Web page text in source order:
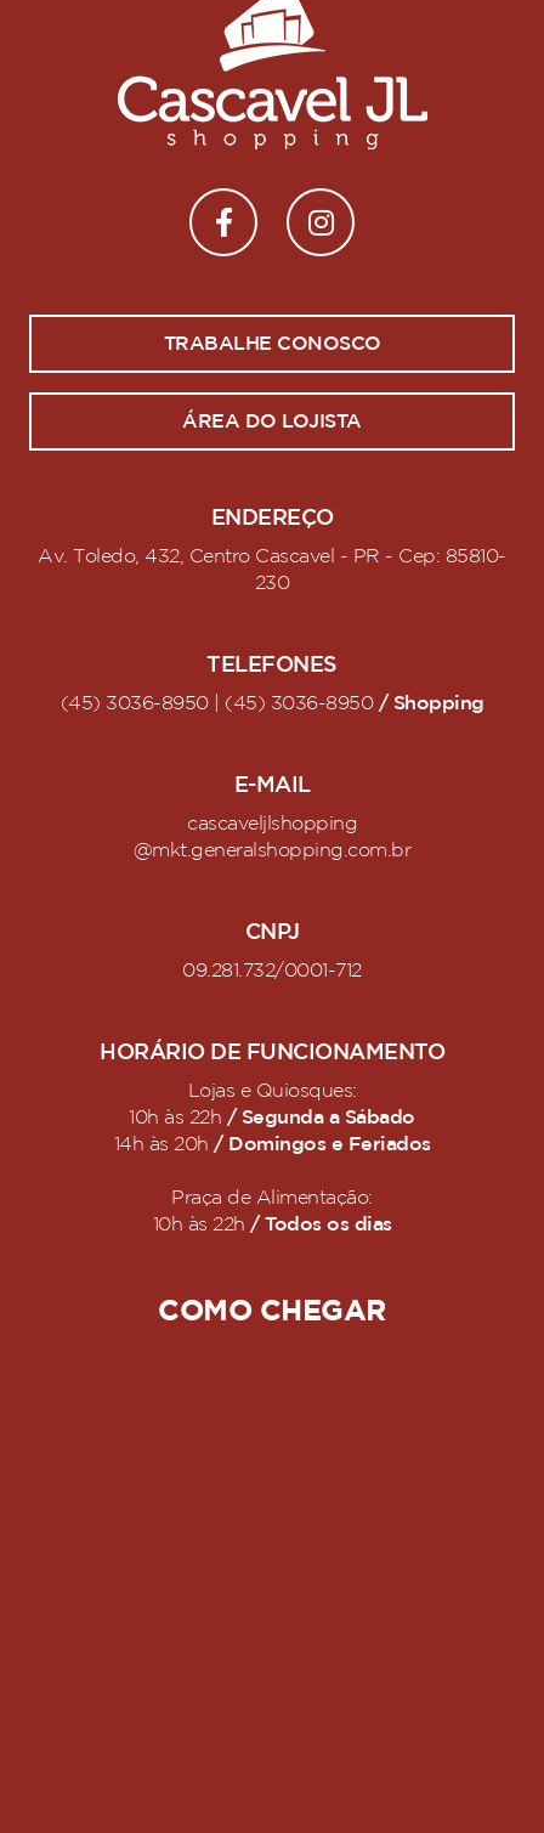
TRABALHE CONOSCO
ÁREA DO LOJISTA
ENDEREÇO
Av. Toledo, 432, Centro Cascavel - PR - Cep: 85810-
230
TELEFONES
(45) 3036-8950 | (45) 3036-8950/ Shopping
E-MAIL
cascaveljlshopping
@mkt.generalshopping.com.br
CNPJ
09.281.732/0001-712
HORÁRIO DE FUNCIONAMENTO
Lojas e Quiosques:
10h às 22h / Segunda a Sábado
14h às 20h / Domingos e Feriados
Praça de Alimentação:
10h às 22h / Todos os dias
COMO CHEGAR